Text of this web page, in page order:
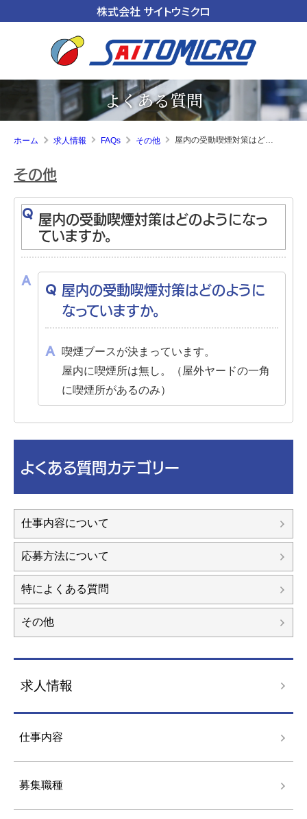
株式会社 サイトウミクロ
よくある質問
ホーム 求人情報 FAQs その他 屋内の受動喫煙対策はどのようになっていますか。
その他
屋内の受動喫煙対策はどのようになっ
ていますか。
屋内の受動喫煙対策はどのように
なっていますか。
喫煙ブースが決まっています。
屋内に喫煙所は無し。（屋外ヤードの一角
に喫煙所があるのみ）
よくある質問カテゴリー
仕事内容について
応募方法について
特によくある質問
その他
求人情報
仕事内容
募集職種